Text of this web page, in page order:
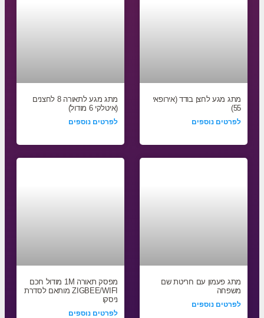
מתג מגע לחצן בודד (אירופאי
55)
לפרטים נוספים
מתג מגע לתאורה 8 לחצנים
(איטלקי 6 מודול)
לפרטים נוספים
מתג פעמון עם חריטת שם
משפחה
לפרטים נוספים
מפסק תאורה 1M מודול חכם
ZIGBEE/WIFI מותאם לסדרת
ניסקו
לפרטים נוספים